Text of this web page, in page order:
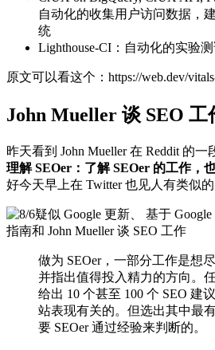
自动化的收集用户访问数据，
统
Lighthouse-CI：自动化的实验
原文可以看这个：https://web.dev/
John Mueller 谈 SEO 工
昨天看到 John Mueller 在 Reddit 的一
理解 SEOer：了解 SEOer 的工作，
好今天早上在 Twitter 也见人有类似
做为 SEOer，一部分工作是想
并指出值得投入精力的方向。
给出 10 个甚至 100 个 SEO 建
站表现有关的。但选出其中最
要 SEOer 通过经验来判断的。